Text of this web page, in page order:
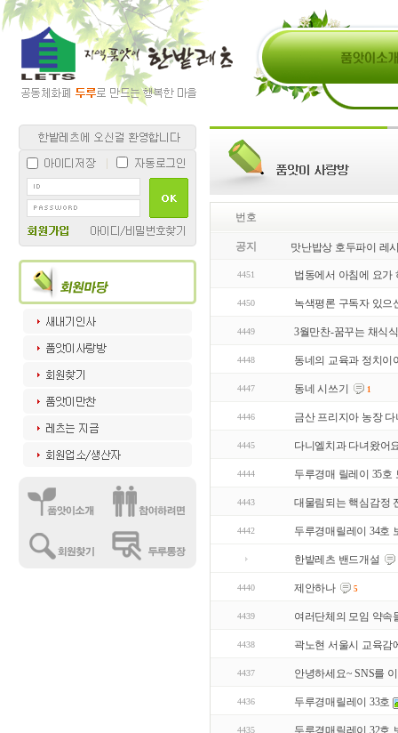
번호
공지 맛난밥상 호두파이 레
4451 법동에서 아침에 요가
4450 녹색평론 구독자 있으
4449 3월만찬-꿈꾸는 채식
4448 동네의 교육과 정치이
4447 동네 시쓰기 1
4446 금산 프리지아 농장
4445 다니엘치과 다녀왔어
4444 두루경매 릴레이 35호
4443 대물림되는 핵심감정
4442 두루경매릴레이 34호
한밭레츠 밴드개설
4440 제안하나 5
4439 여러단체의 모임 약속
4438 곽노현 서울시 교육감
4437 안녕하세요~ SNS를
4436 두루경매릴레이 33호
4435 두루경매릴레이 32호